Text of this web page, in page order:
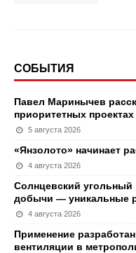
СОБЫТИЯ
Павел Маринычев
приоритетных
5 августа 2026
«Янзолото» начинает
4 августа 2026
Солнцевский угольный
добычи — уникальные
4 августа 2026
Применение
вентиляции в